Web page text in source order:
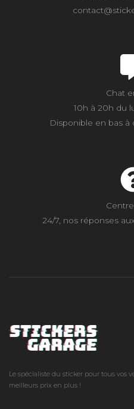
Chat
10h à 20h du
Disponible en bas à
24/7, nos réponses
Le spécialiste du sticker pour tous vos
meilleurs prix en plus !